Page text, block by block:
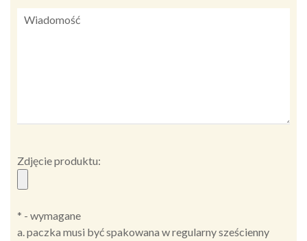
Zdjęcie produktu:
* - wymagane
a. paczka musi być spakowana w regularny sześcienny